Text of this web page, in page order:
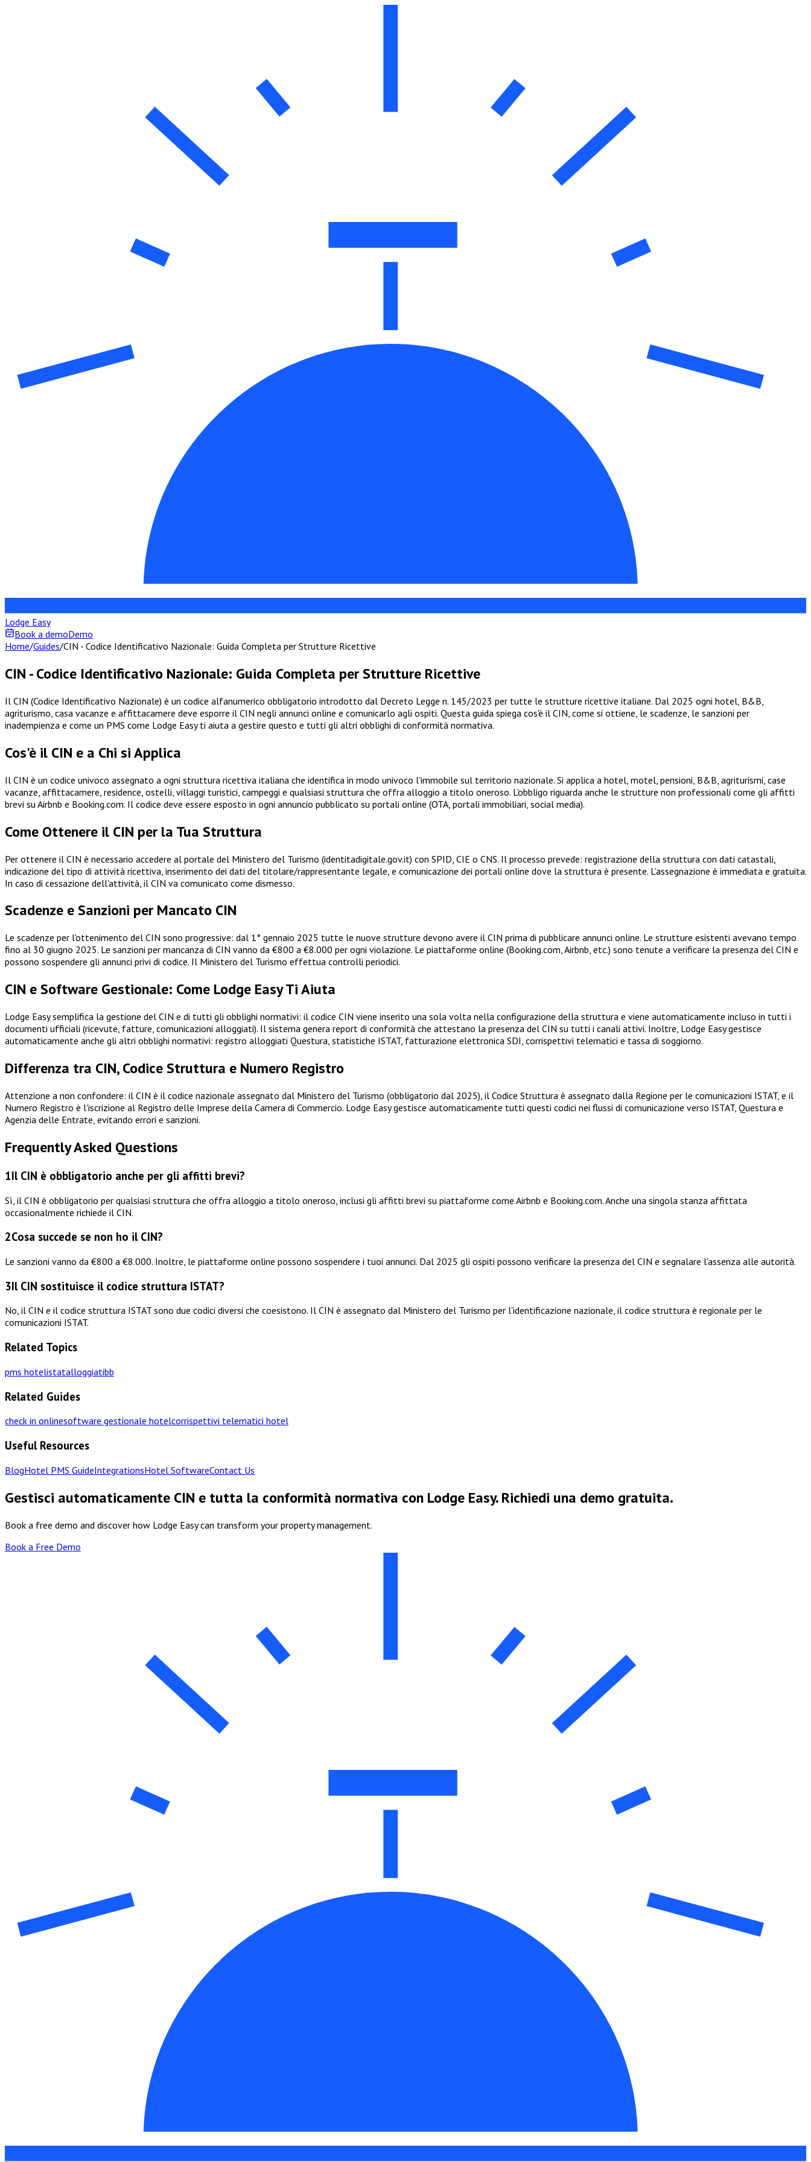
Lodge Easy
Book a demoDemo
Home/Guides/CIN - Codice Identificativo Nazionale: Guida Completa per Strutture Ricettive
CIN - Codice Identificativo Nazionale: Guida Completa per Strutture Ricettive
Il CIN (Codice Identificativo Nazionale) è un codice alfanumerico obbligatorio introdotto dal Decreto Legge n. 145/2023 per tutte le strutture ricettive italiane. Dal 2025 ogni hotel, B&B,
agriturismo, casa vacanze e affittacamere deve esporre il CIN negli annunci online e comunicarlo agli ospiti. Questa guida spiega cos'è il CIN, come si ottiene, le scadenze, le sanzioni per
inadempienza e come un PMS come Lodge Easy ti aiuta a gestire questo e tutti gli altri obblighi di conformità normativa.
Cos'è il CIN e a Chi si Applica
Il CIN è un codice univoco assegnato a ogni struttura ricettiva italiana che identifica in modo univoco l'immobile sul territorio nazionale. Si applica a hotel, motel, pensioni, B&B, agriturismi, case
vacanze, affittacamere, residence, ostelli, villaggi turistici, campeggi e qualsiasi struttura che offra alloggio a titolo oneroso. L'obbligo riguarda anche le strutture non professionali come gli affitti
brevi su Airbnb e Booking.com. Il codice deve essere esposto in ogni annuncio pubblicato su portali online (OTA, portali immobiliari, social media).
Come Ottenere il CIN per la Tua Struttura
Per ottenere il CIN è necessario accedere al portale del Ministero del Turismo (identitadigitale.gov.it) con SPID, CIE o CNS. Il processo prevede: registrazione della struttura con dati catastali,
indicazione del tipo di attività ricettiva, inserimento dei dati del titolare/rappresentante legale, e comunicazione dei portali online dove la struttura è presente. L'assegnazione è immediata e gratuita.
In caso di cessazione dell'attività, il CIN va comunicato come dismesso.
Scadenze e Sanzioni per Mancato CIN
Le scadenze per l'ottenimento del CIN sono progressive: dal 1° gennaio 2025 tutte le nuove strutture devono avere il CIN prima di pubblicare annunci online. Le strutture esistenti avevano tempo
fino al 30 giugno 2025. Le sanzioni per mancanza di CIN vanno da €800 a €8.000 per ogni violazione. Le piattaforme online (Booking.com, Airbnb, etc.) sono tenute a verificare la presenza del CIN e
possono sospendere gli annunci privi di codice. Il Ministero del Turismo effettua controlli periodici.
CIN e Software Gestionale: Come Lodge Easy Ti Aiuta
Lodge Easy semplifica la gestione del CIN e di tutti gli obblighi normativi: il codice CIN viene inserito una sola volta nella configurazione della struttura e viene automaticamente incluso in tutti i
documenti ufficiali (ricevute, fatture, comunicazioni alloggiati). Il sistema genera report di conformità che attestano la presenza del CIN su tutti i canali attivi. Inoltre, Lodge Easy gestisce
automaticamente anche gli altri obblighi normativi: registro alloggiati Questura, statistiche ISTAT, fatturazione elettronica SDI, corrispettivi telematici e tassa di soggiorno.
Differenza tra CIN, Codice Struttura e Numero Registro
Attenzione a non confondere: il CIN è il codice nazionale assegnato dal Ministero del Turismo (obbligatorio dal 2025), il Codice Struttura è assegnato dalla Regione per le comunicazioni ISTAT, e il
Numero Registro è l'iscrizione al Registro delle Imprese della Camera di Commercio. Lodge Easy gestisce automaticamente tutti questi codici nei flussi di comunicazione verso ISTAT, Questura e
Agenzia delle Entrate, evitando errori e sanzioni.
Frequently Asked Questions
1Il CIN è obbligatorio anche per gli affitti brevi?
Sì, il CIN è obbligatorio per qualsiasi struttura che offra alloggio a titolo oneroso, inclusi gli affitti brevi su piattaforme come Airbnb e Booking.com. Anche una singola stanza affittata
occasionalmente richiede il CIN.
2Cosa succede se non ho il CIN?
Le sanzioni vanno da €800 a €8.000. Inoltre, le piattaforme online possono sospendere i tuoi annunci. Dal 2025 gli ospiti possono verificare la presenza del CIN e segnalare l'assenza alle autorità.
3Il CIN sostituisce il codice struttura ISTAT?
No, il CIN e il codice struttura ISTAT sono due codici diversi che coesistono. Il CIN è assegnato dal Ministero del Turismo per l'identificazione nazionale, il codice struttura è regionale per le
comunicazioni ISTAT.
Related Topics
pms hotelistatalloggiatibb
Related Guides
check in onlinesoftware gestionale hotelcorrispettivi telematici hotel
Useful Resources
BlogHotel PMS GuideIntegrationsHotel SoftwareContact Us
Gestisci automaticamente CIN e tutta la conformità normativa con Lodge Easy. Richiedi una demo gratuita.
Book a free demo and discover how Lodge Easy can transform your property management.
Book a Free Demo